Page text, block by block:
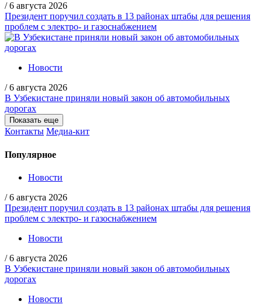
/ 6 августа 2026
Президент поручил создать в 13 районах штабы для решения
проблем с электро- и газоснабжением
Новости
/ 6 августа 2026
В Узбекистане приняли новый закон об автомобильных
дорогах
Показать еще
Контакты Медиа-кит
Популярное
Новости
/ 6 августа 2026
Президент поручил создать в 13 районах штабы для решения
проблем с электро- и газоснабжением
Новости
/ 6 августа 2026
В Узбекистане приняли новый закон об автомобильных
дорогах
Новости